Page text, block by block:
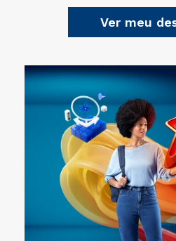
Ver meu